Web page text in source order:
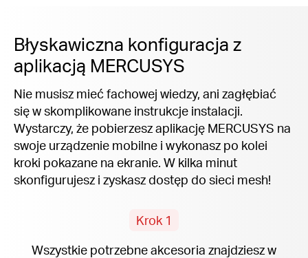
Błyskawiczna konfiguracja z
aplikacją MERCUSYS
Nie musisz mieć fachowej wiedzy, ani zagłębiać
się w skomplikowane instrukcje instalacji.
Wystarczy, że pobierzesz aplikację MERCUSYS na
swoje urządzenie mobilne i wykonasz po kolei
kroki pokazane na ekranie. W kilka minut
skonfigurujesz i zyskasz dostęp do sieci mesh!
Krok 1
Wszystkie potrzebne akcesoria znajdziesz w